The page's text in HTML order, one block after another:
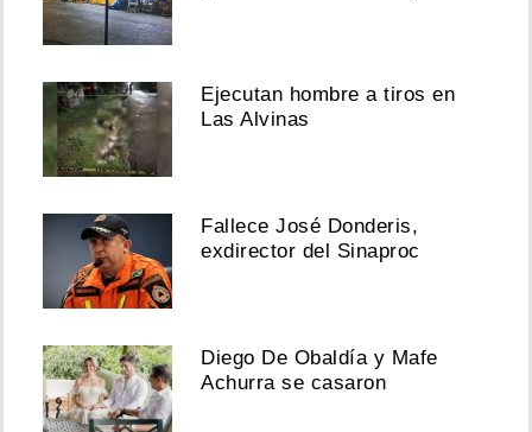
Ejecutan hombre a tiros en
Las Alvinas
Fallece José Donderis,
exdirector del Sinaproc
Diego De Obaldía y Mafe
Achurra se casaron